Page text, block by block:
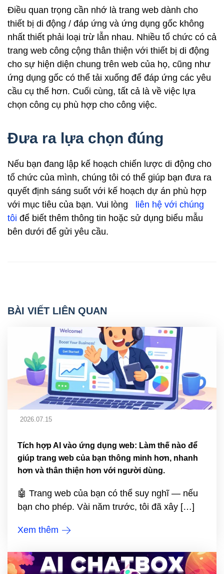
Điều quan trọng cần nhớ là trang web dành cho
thiết bị di động / đáp ứng và ứng dụng gốc không
nhất thiết phải loại trừ lẫn nhau. Nhiều tổ chức có cả
trang web công cộng thân thiện với thiết bị di động
cho sự hiện diện chung trên web của họ, cũng như
ứng dụng gốc có thể tải xuống để đáp ứng các yêu
cầu cụ thể hơn. Cuối cùng, tất cả là về việc lựa
chọn công cụ phù hợp cho công việc.
Đưa ra lựa chọn đúng
Nếu bạn đang lập kế hoạch chiến lược di động cho
tổ chức của mình, chúng tôi có thể giúp bạn đưa ra
quyết định sáng suốt với kế hoạch dự án phù hợp
với mục tiêu của bạn. Vui lòng liên hệ với chúng
tôi để biết thêm thông tin hoặc sử dụng biểu mẫu
bên dưới để gửi yêu cầu.
BÀI VIẾT LIÊN QUAN
2026.07.15
Tích hợp AI vào ứng dụng web: Làm thế nào để
giúp trang web của bạn thông minh hơn, nhanh
hơn và thân thiện hơn với người dùng.
🤖 Trang web của bạn có thể suy nghĩ — nếu
bạn cho phép. Vài năm trước, tôi đã xây […]
Xem thêm